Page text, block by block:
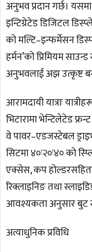
अनुभव प्रदान गर्छ।
इन्टिग्रेटेड डिजिटल
को मल्टि–इन्फर्मेसन
हर्मन’को प्रिमियम
अनुभवलाई अझ उत्कृष्ट
आरामदायी यात्राः
भिटारामा भेन्टिलेटेड
वे पावर–एडजस्टेबल
सिटमा ४०ः२०ः४० को
एक्सेस, कप
रिक्लाइनिङ तथा
आवश्यकता अनुसार बुट
अत्याधुनिक प्रविधि